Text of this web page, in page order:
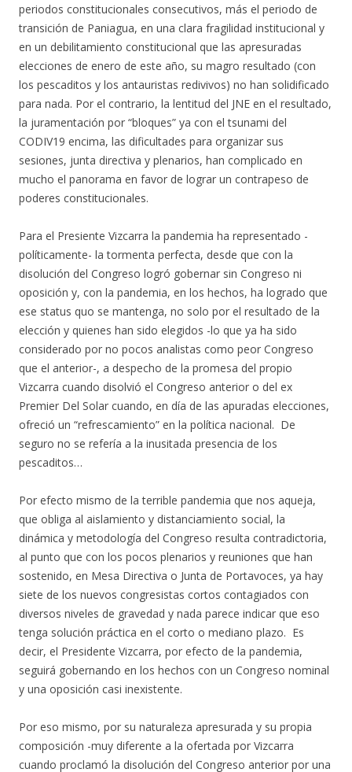
periodos constitucionales consecutivos, más el periodo de
transición de Paniagua, en una clara fragilidad institucional y
en un debilitamiento constitucional que las apresuradas
elecciones de enero de este año, su magro resultado (con
los pescaditos y los antauristas redivivos) no han solidificado
para nada. Por el contrario, la lentitud del JNE en el resultado,
la juramentación por “bloques” ya con el tsunami del
CODIV19 encima, las dificultades para organizar sus
sesiones, junta directiva y plenarios, han complicado en
mucho el panorama en favor de lograr un contrapeso de
poderes constitucionales.
Para el Presiente Vizcarra la pandemia ha representado -
políticamente- la tormenta perfecta, desde que con la
disolución del Congreso logró gobernar sin Congreso ni
oposición y, con la pandemia, en los hechos, ha logrado que
ese status quo se mantenga, no solo por el resultado de la
elección y quienes han sido elegidos -lo que ya ha sido
considerado por no pocos analistas como peor Congreso
que el anterior-, a despecho de la promesa del propio
Vizcarra cuando disolvió el Congreso anterior o del ex
Premier Del Solar cuando, en día de las apuradas elecciones,
ofreció un “refrescamiento” en la política nacional. De
seguro no se refería a la inusitada presencia de los
pescaditos…
Por efecto mismo de la terrible pandemia que nos aqueja,
que obliga al aislamiento y distanciamiento social, la
dinámica y metodología del Congreso resulta contradictoria,
al punto que con los pocos plenarios y reuniones que han
sostenido, en Mesa Directiva o Junta de Portavoces, ya hay
siete de los nuevos congresistas cortos contagiados con
diversos niveles de gravedad y nada parece indicar que eso
tenga solución práctica en el corto o mediano plazo. Es
decir, el Presidente Vizcarra, por efecto de la pandemia,
seguirá gobernando en los hechos con un Congreso nominal
y una oposición casi inexistente.
Por eso mismo, por su naturaleza apresurada y su propia
composición -muy diferente a la ofertada por Vizcarra
cuando proclamó la disolución del Congreso anterior por una